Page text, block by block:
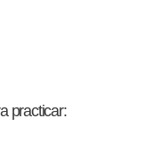
practicar: